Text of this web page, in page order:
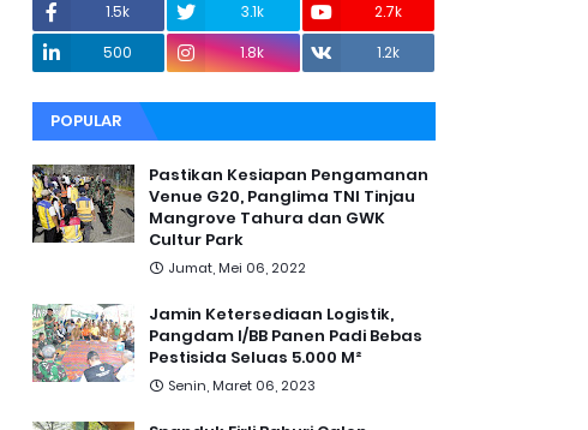
1.5k 3.1k
2.7k
500
1.8k 1.2k
POPULAR
Pastikan Kesiapan Pengamanan
Venue G20, Panglima TNI Tinjau
Mangrove Tahura dan GWK
Cultur Park
Jumat, Mei 06, 2022
Jamin Ketersediaan Logistik,
Pangdam I/BB Panen Padi Bebas
Pestisida Seluas 5.000 M²
Senin, Maret 06, 2023